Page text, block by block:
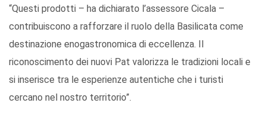
“Questi prodotti – ha dichiarato l’assessore Cicala –
contribuiscono a rafforzare il ruolo della Basilicata come
destinazione enogastronomica di eccellenza. Il
riconoscimento dei nuovi Pat valorizza le tradizioni locali e
si inserisce tra le esperienze autentiche che i turisti
cercano nel nostro territorio”.